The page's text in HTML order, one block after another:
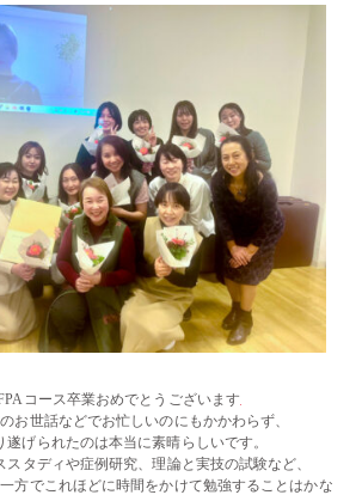
コース卒業おめでとうございます
お世話などでお忙しいのにもかかわらず、
遂げられたのは本当に素晴らしいです。
スタディや症例研究、理論と実技の試験など、
方でこれほどに時間をかけて勉強することはかな